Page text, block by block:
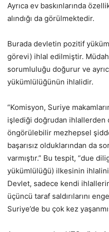
Ayrıca ev baskınlarında
alındığı da görülmektedir.
Burada devletin pozitif
görevi) ihlal edilmiştir.
sorumluluğu doğurur ve
yükümlülüğünün ihlalidir.
“Komisyon, Suriye
işlediği doğrudan ihlallerden
öngörülebilir mezhepsel
başarısız olduklarından da
varmıştır.” Bu tespit, “due
yükümlülüğü) ilkesinin
Devlet, sadece kendi
üçüncü taraf saldırılarını
Suriye’de bu çok kez